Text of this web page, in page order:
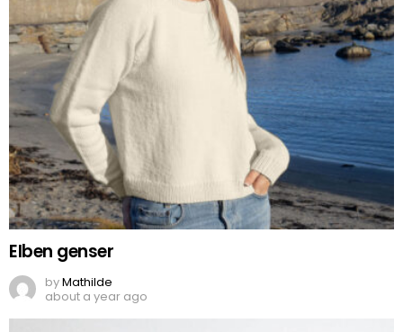
Elben genser
byMathilde
about a year ago